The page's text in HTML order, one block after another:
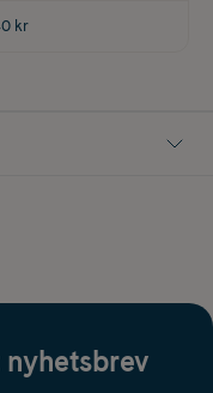
kr
nyhetsbrev